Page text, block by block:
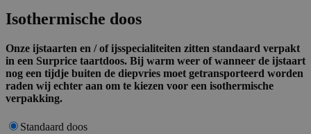
Isothermische doos
Onze ijstaarten en / of ijsspecialiteiten zitten standaard verpakt
in een Surprice taartdoos. Bij warm weer of wanneer de ijstaart
nog een tijdje buiten de diepvries moet getransporteerd worden
raden wij echter aan om te kiezen voor een isothermische
verpakking.
Standaard doos
Strikt noodzakelijke cookies maken de
website kan niet goed worden gebruikt zonder de
strikt noodzakelijke cookies.
Naam
Aanbieder /